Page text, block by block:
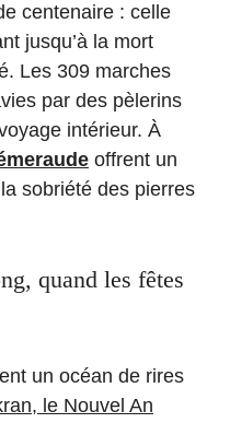
centenaire : celle
jusqu’à la mort
Les 309 marches
par des pèlerins
intérieur. À
offrent un
sobriété des pierres
quand les fêtes
un océan de rires
le Nouvel An